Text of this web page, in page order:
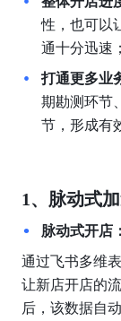
性，也可以
通十分迅速；
打通更多业
期勘测环节
节，形成有
1、脉动式
脉动式开店：
通过飞书多维
让新店开店的
后，该数据自